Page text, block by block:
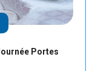
Portes